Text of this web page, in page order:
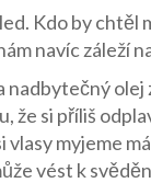
Kdo by chtěl
navíc záleží
olej
že si příliš
myjeme
vést k